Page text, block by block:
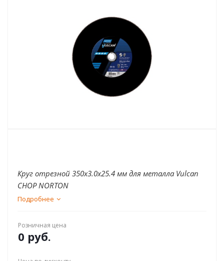
Круг отрезной 350х3.0x25.4 мм для металла Vulcan
CHOP NORTON
Подробнее
Розничная цена
0 руб.